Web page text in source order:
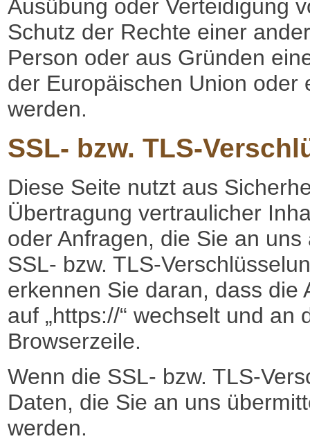
Ausübung oder Verteidigung
Schutz der Rechte einer
Person oder aus Gründen
der Europäischen Union
werden.
SSL- bzw. TLS-
Diese Seite nutzt aus
Übertragung vertraulicher
oder Anfragen, die Sie an
SSL- bzw. TLS-
erkennen Sie daran, dass die
auf „https://“ wechselt und
Browserzeile.
Wenn die SSL- bzw. TLS-
Daten, die Sie an uns
werden.